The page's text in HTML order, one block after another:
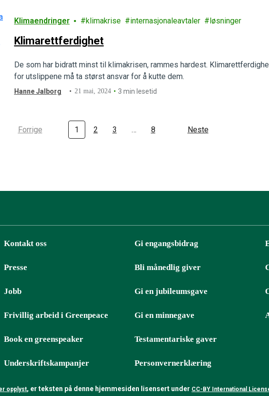
Klimaendringer klimakrise internasjonaleavtaler løsninger
Klimarettferdighet
De som har bidratt minst til klimakrisen, rammes hardest.
for utslippene må ta størst ansvar for å kutte dem.
Hanne Jalborg 21 mai, 2024 3 min lesetid
Forrige 1 2 3 … 8 Neste
Kontakt oss
Presse
Jobb
Frivillig arbeid i Greenpeace
Book en greenspeaker
Underskriftskampanjer
Gi engangsbidrag
Bli månedlig giver
Gi en jubileumsgave
Gi en minnegave
Testamentariske gaver
Personvernerklæring
opplyst, er teksten på denne hjemmesiden lisensert under CC-BY International